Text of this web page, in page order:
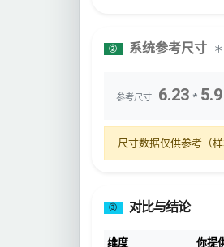
② 系统参考尺寸 ＊
参考尺寸 6.23 * 5.9
尺寸数据仅供参考（
③ 对比与结论
维度 你提